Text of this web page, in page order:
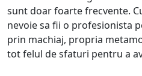
sunt doar foarte frecvente.
nevoie sa fii o profesionista
prin machiaj, propria
tot felul de sfaturi pentru a